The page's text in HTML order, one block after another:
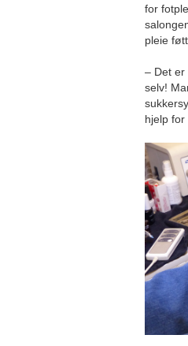
for
pleie
– Det er
selv!
hjelp